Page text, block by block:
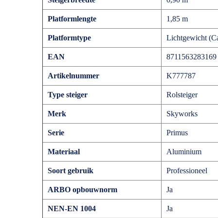
Platformlengte 1,85 m
Platformtype Lichtgewicht
EAN 8711563283169
Artikelnummer K777787
Type steiger Rolsteiger
Merk Skyworks
Serie Primus
Materiaal Aluminium
Soort gebruik Professioneel
ARBO opbouwnorm Ja
NEN-EN 1004 Ja